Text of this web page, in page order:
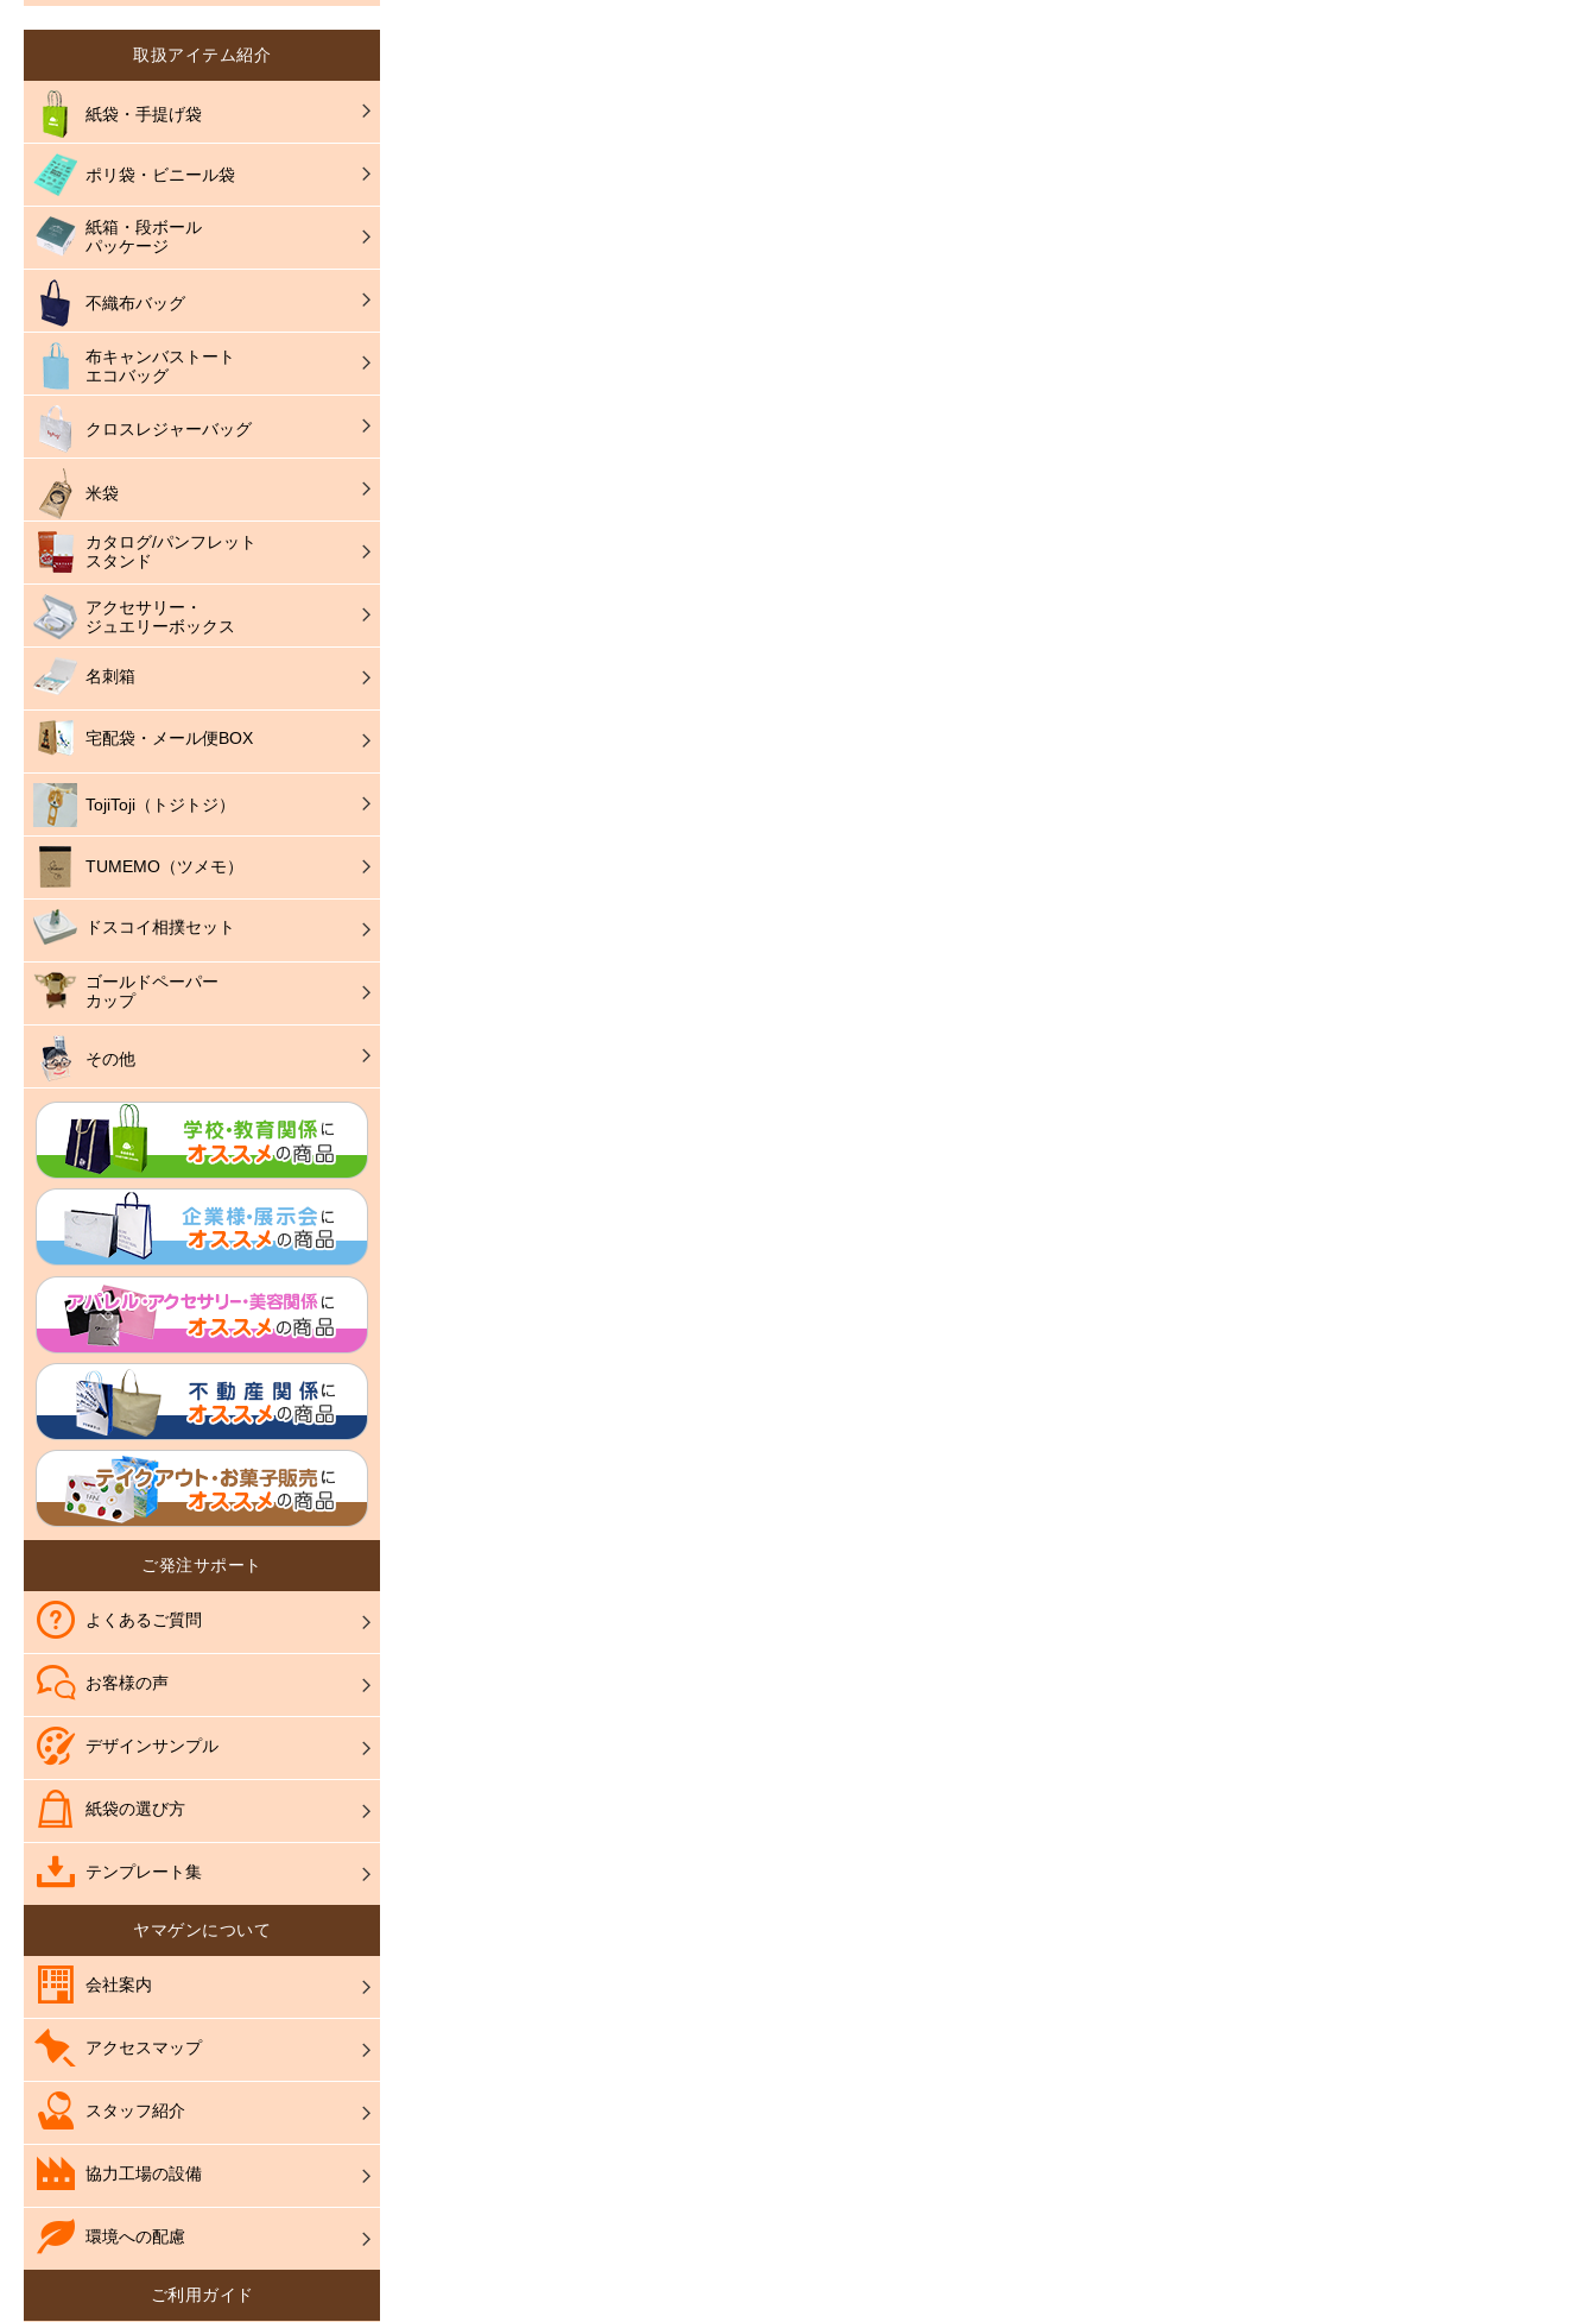
取扱アイテム紹介
紙袋・手提げ袋
ポリ袋・ビニール袋
紙箱・段ボール
パッケージ
不織布バッグ
布キャンバストート
エコバッグ
クロスレジャーバッグ
米袋
カタログ/パンフレット
スタンド
アクセサリー・
ジュエリーボックス
名刺箱
宅配袋・メール便BOX
TojiToji（トジトジ）
TUMEMO（ツメモ）
ドスコイ相撲セット
ゴールドペーパー
カップ
その他
ご発注サポート
よくあるご質問
お客様の声
デザインサンプル
紙袋の選び方
テンプレート集
ヤマゲンについて
会社案内
アクセスマップ
スタッフ紹介
協力工場の設備
環境への配慮
ご利用ガイド